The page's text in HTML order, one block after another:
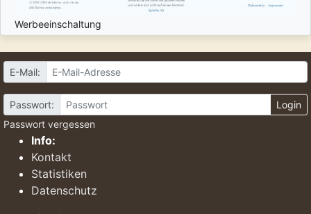
Werbeeinschaltung
E-Mail:
Passwort:
Login
Passwort vergessen
Info:
Kontakt
Statistiken
Datenschutz